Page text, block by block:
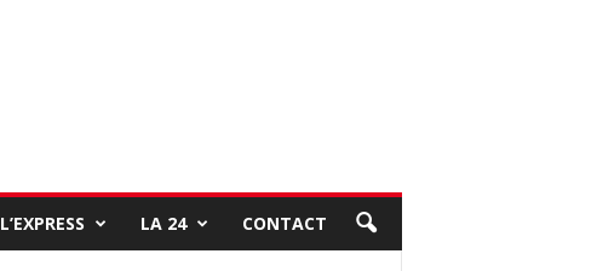
L’EXPRESS LA 24 CONTACT